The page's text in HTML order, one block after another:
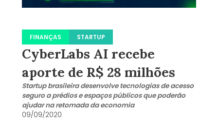
FINANÇAS STARTUP
CyberLabs AI recebe
aporte de R$ 28 milhões
Startup brasileira desenvolve tecnologias de acesso
seguro a prédios e espaços públicos que poderão
ajudar na retomada da economia
09/09/2020